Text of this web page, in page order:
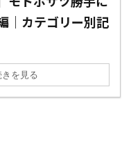
｜カテゴリー別記
きを見る